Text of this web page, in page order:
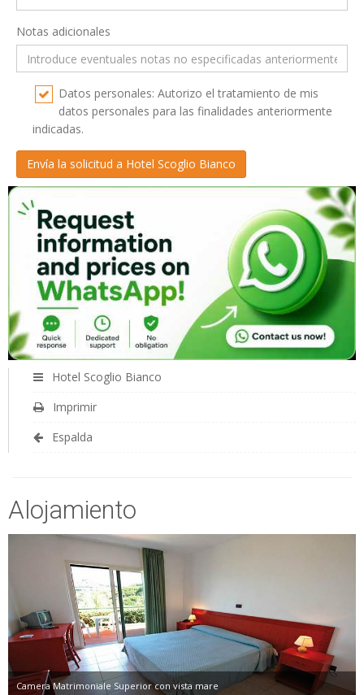
Notas adicionales
Datos personales: Autorizo el tratamiento de mis
datos personales para las finalidades anteriormente
indicadas.
Hotel Scoglio Bianco
Imprimir
Espalda
Alojamiento
Camera Matrimoniale Superior con vista mare